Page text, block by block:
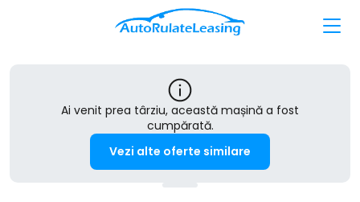
Ai venit prea târziu, această mașină a fost
cumpărată.
Vezi alte oferte similare